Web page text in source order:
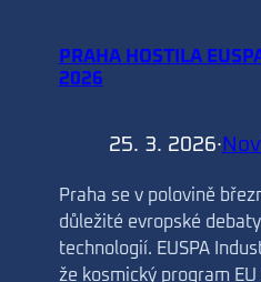
PRAHA HOSTILA
2026
25. 3. 2026·
Praha se v polovině
důležité evropské
technologií. EUSPA
že kosmický program